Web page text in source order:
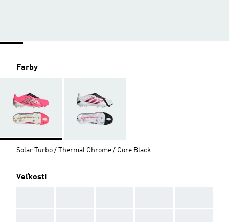
Farby
Solar Turbo / Thermal Chrome / Core Black
Veľkosti